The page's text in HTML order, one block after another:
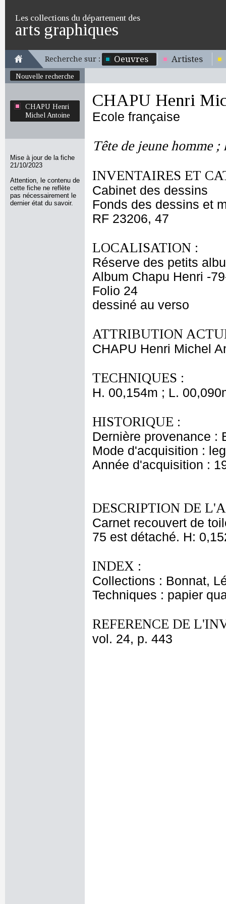
Les collections du département des
arts graphiques
Recherche sur : Oeuvres Artistes
Nouvelle recherche
CHAPU Henri
Michel Antoine
Mise à jour de la fiche
21/10/2023
Attention, le contenu de
cette fiche ne reflète
pas nécessairement le
dernier état du savoir.
CHAPU Henri
Ecole française
Tête de jeune homme
INVENTAIRES ET
Cabinet des dessins
Fonds des dessins et
RF 23206, 47
LOCALISATION :
Réserve des petits
Album Chapu Henri -
Folio 24
dessiné au verso
ATTRIBUTION
CHAPU Henri Michel
TECHNIQUES :
H. 00,154m ; L.
HISTORIQUE :
Dernière provenance :
Mode d'acquisition :
Année d'acquisition :
DESCRIPTION DE
Carnet recouvert de
75 est détaché. H:
INDEX :
Collections : Bonnat,
Techniques : papier
REFERENCE DE
vol. 24, p. 443